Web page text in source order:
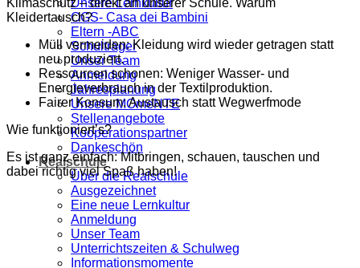
Unsere Lernkultur
OGS- Casa dei Bambini
Eltern -ABC
Schulträger
Unser Team
Anmeldung
Jahresplanung
Unsere MOmeNTE
Stellenangebote
Kooperationspartner
Dankeschön
Realschule
Über die Realschule
Ausgezeichnet
Eine neue Lernkultur
Anmeldung
Unser Team
Unterrichtszeiten & Schulweg
Informationsmomente
Kleidertausch?
Müll vermeiden: Kleidung wird wieder getragen statt
neu produziert.
Ressourcen schonen: Weniger Wasser- und
Energieverbrauch in der Textilproduktion.
Fairer Konsum: Austausch statt Wegwerfmode
Wie funktioniert’s?
Es ist ganz einfach: Mitbringen, schauen, tauschen und
dabei richtig viel Spaß haben!